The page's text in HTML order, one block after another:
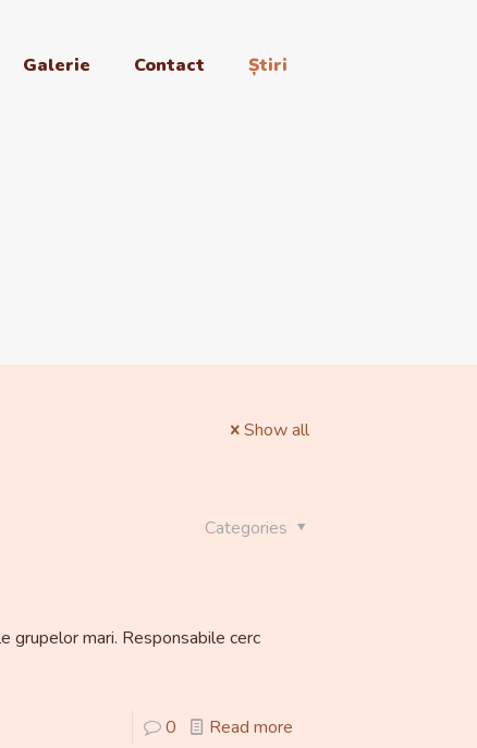
Galerie Contact Știri
Show all
Categories
grupelor mari. Responsabile cerc
0 Read more